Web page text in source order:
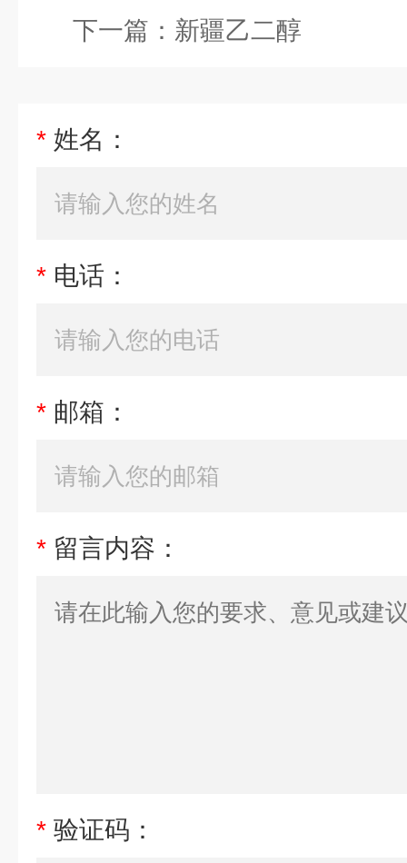
下一篇： 新疆乙二醇
* 姓名：
* 电话：
* 邮箱：
* 留言内容：
* 验证码：